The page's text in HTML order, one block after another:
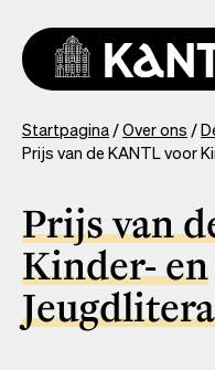
naar
inhoud
gaan
You
are
Startpagina Over ons
Prijs van de KANTL voor
Prijs van
Kinder- en